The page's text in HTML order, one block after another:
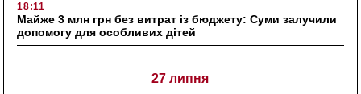
18:11
Майже 3 млн грн без витрат із бюджету: Суми залучили
допомогу для особливих дітей
27 липня